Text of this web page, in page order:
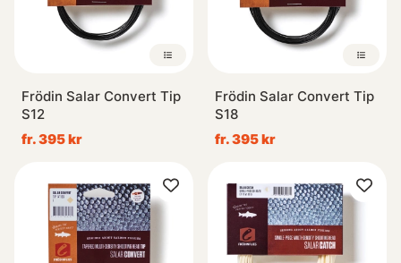
Frödin Salar Convert Tip
S12
fr. 395 kr
Frödin Salar Convert Tip
S18
fr. 395 kr